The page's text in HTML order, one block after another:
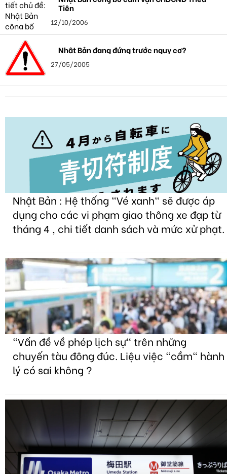
Tiên
12/10/2006
Nhật Bản đang đứng trước nguy cơ?
27/05/2005
Nhật Bản : Hệ thống "Vé xanh" sẽ được áp
dụng cho các vi phạm giao thông xe đạp từ
tháng 4 , chi tiết danh sách và mức xử phạt.
"Vấn đề về phép lịch sự" trên những
chuyến tàu đông đúc. Liệu việc "cầm" hành
lý có sai không ?